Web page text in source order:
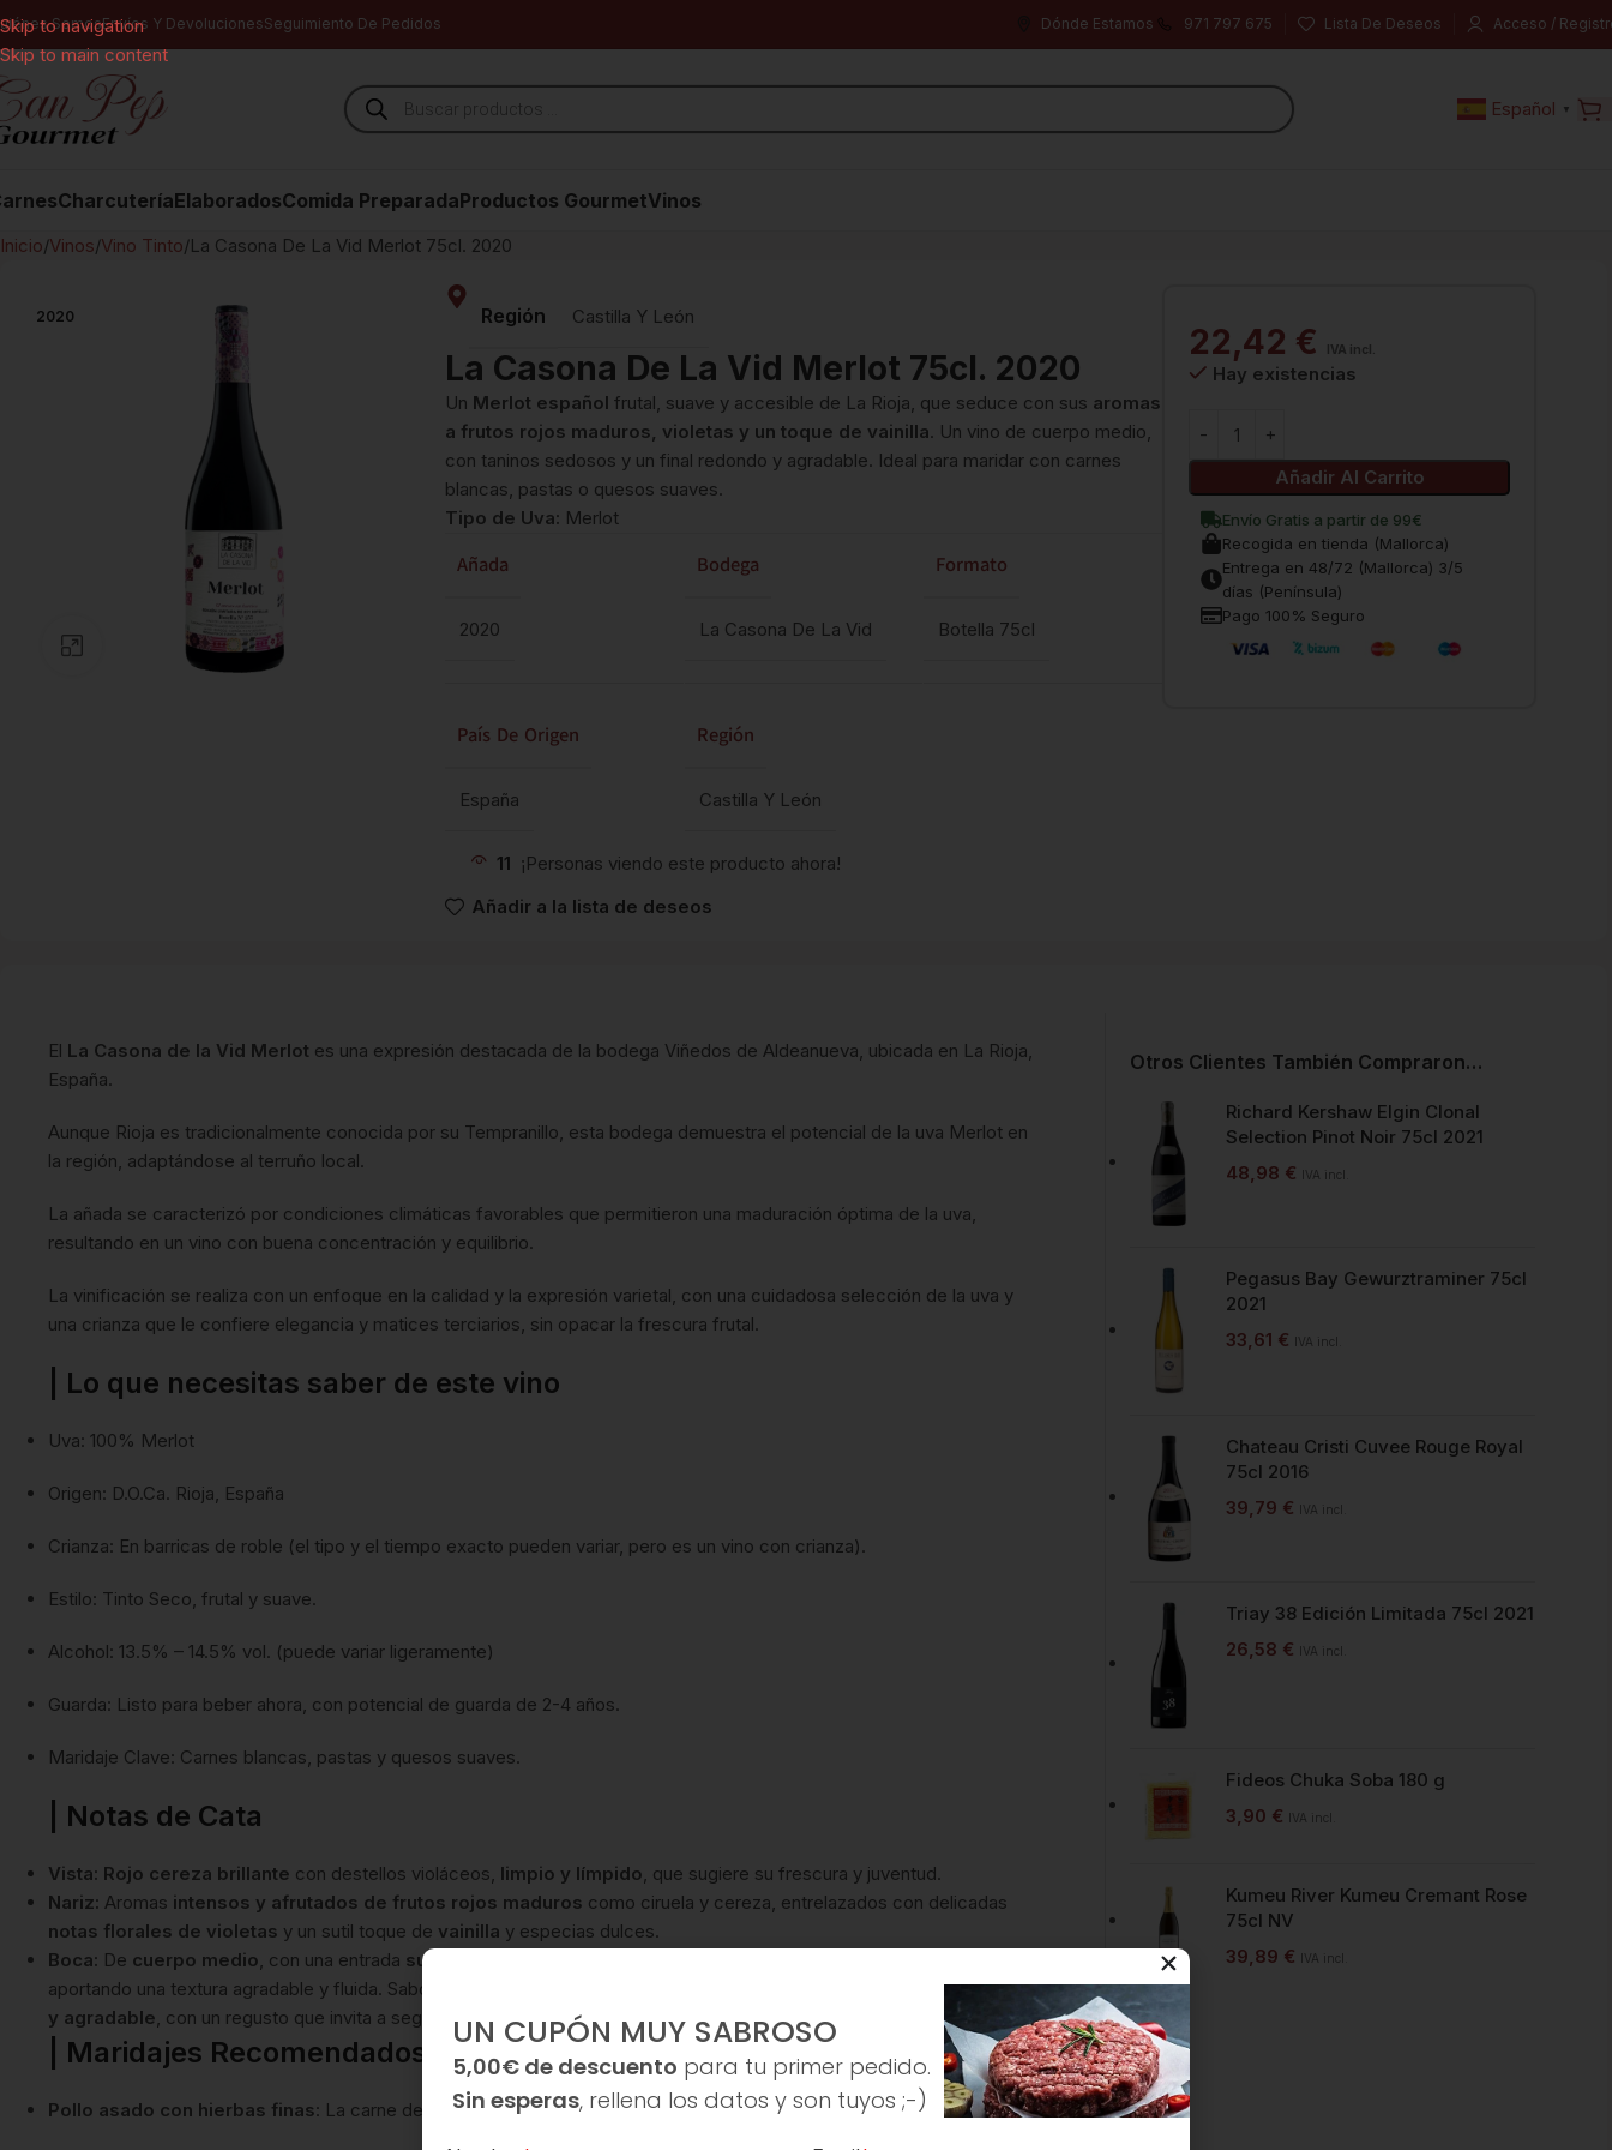
Skip to navigation
Skip to main content
SomosEnvíos Y DevolucionesSeguimiento De Pedidos Dónde Estamos 971 797 675 Lista De Deseos Acceso /
Español ▼
CharcuteríaElaboradosComida PreparadaProductos GourmetVinos
Inicio Vinos Vino Tinto La Casona De La Vid Merlot 75cl. 2020
2020
Clic para ampliar
Región Castilla Y León
La Casona De La Vid Merlot 75cl. 2020
Un Merlot español frutal, suave y accesible de La Rioja, que seduce con sus aromas
a frutos rojos maduros, violetas y un toque de vainilla. Un vino de cuerpo medio,
con taninos sedosos y un final redondo y agradable. Ideal para maridar con carnes
blancas, pastas o quesos suaves.
Tipo de Uva: Merlot
Añada
2020
Bodega
La Casona De La Vid
Formato
Botella 75cl
País De Origen
España
Región
Castilla Y León
11 ¡Personas viendo este producto ahora!
Añadir a la lista de deseos
22,42 € IVA incl.
Hay existencias
Añadir Al Carrito
Envío Gratis a partir de 99€
Recogida en tienda (Mallorca)
Entrega en 48/72 (Mallorca) 3/5
días (Península)
Pago 100% Seguro
El La Casona de la Vid Merlot es una expresión destacada de la bodega Viñedos de Aldeanueva, ubicada en La Rioja,
España.
Aunque Rioja es tradicionalmente conocida por su Tempranillo, esta bodega demuestra el potencial de la uva Merlot en
la región, adaptándose al terruño local.
La añada se caracterizó por condiciones climáticas favorables que permitieron una maduración óptima de la uva,
resultando en un vino con buena concentración y equilibrio.
La vinificación se realiza con un enfoque en la calidad y la expresión varietal, con una cuidadosa selección de la uva y
una crianza que le confiere elegancia y matices terciarios, sin opacar la frescura frutal.
| Lo que necesitas saber de este vino
Uva: 100% Merlot
Origen: D.O.Ca. Rioja, España
Crianza: En barricas de roble (el tipo y el tiempo exacto pueden variar, pero es un vino con crianza).
Estilo: Tinto Seco, frutal y suave.
Alcohol: 13.5% – 14.5% vol. (puede variar ligeramente)
Guarda: Listo para beber ahora, con potencial de guarda de 2-4 años.
Maridaje Clave: Carnes blancas, pastas y quesos suaves.
| Notas de Cata
Vista: Rojo cereza brillante con destellos violáceos, limpio y límpido, que sugiere su frescura y juventud.
Nariz: Aromas intensos y afrutados de frutos rojos maduros como ciruela y cereza, entrelazados con delicadas
notas florales de violetas y un sutil toque de vainilla y especias dulces.
Boca: De cuerpo medio, con una entrada suave y redonda
aportando una textura agradable y fluida. Sabores de frutos rojos y un toque de chocolate persisten en un
final redondo
y agradable, con un regusto que invita a seguir disfrutando.
| Maridajes Recomendados
Pollo asado con hierbas finas: La carne de ave se complementa con la ligereza del vino y sus aromas afrutados.
Otros Clientes También Compraron…
Richard Kershaw Elgin Clonal
Selection Pinot Noir 75cl 2021
48,98 € IVA incl.
Pegasus Bay Gewurztraminer 75cl
2021
33,61 € IVA incl.
Chateau Cristi Cuvee Rouge Royal
75cl 2016
39,79 € IVA incl.
Triay 38 Edición Limitada 75cl 2021
26,58 € IVA incl.
Fideos Chuka Soba 180 g
3,90 € IVA incl.
Kumeu River Kumeu Cremant Rose
75cl NV
39,89 € IVA incl.
UN CUPÓN MUY SABROSO
5,00€ de descuento para tu primer pedido.
Sin esperas, rellena los datos y son tuyos ;-)